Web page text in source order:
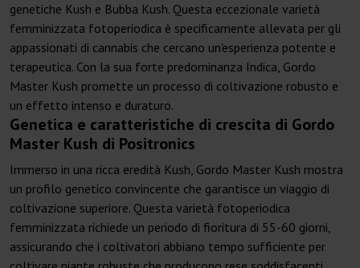
genetiche Kush e Bubba Kush. Questa eccezionale varietà
femminizzata fotoperiodica è specificamente allevata per gli
appassionati di cannabis che cercano un'esperienza potente e
terapeutica. Con la sua forte predominanza Indica, Gordo
Master Kush promette un processo di coltivazione robusto e
un effetto intenso e duraturo.
Genetica e caratteristiche di crescita di Gordo
Master Kush di Positronics
Immerso in una ricca eredità Kush, Gordo Master Kush mostra
un profilo genetico convincente che garantisce un viaggio di
coltivazione superiore. Questa varietà fotoperiodica
femminizzata richiede un periodo di fioritura di 55-60 giorni,
assicurando che i coltivatori abbiano tempo sufficiente per